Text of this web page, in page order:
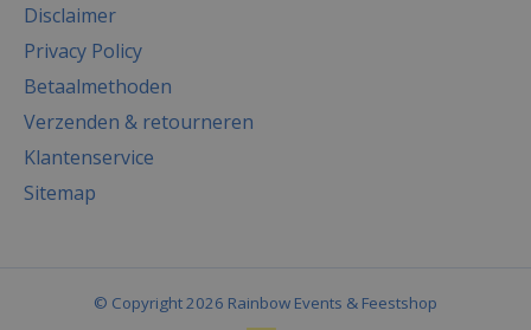
Disclaimer
Privacy Policy
Betaalmethoden
Verzenden & retourneren
Klantenservice
Sitemap
© Copyright 2026 Rainbow Events & Feestshop